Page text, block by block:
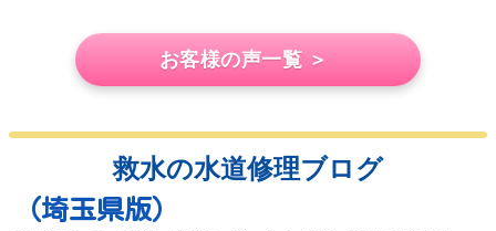
お客様の声一覧 ＞
救水の水道修理ブログ
（埼玉県版）